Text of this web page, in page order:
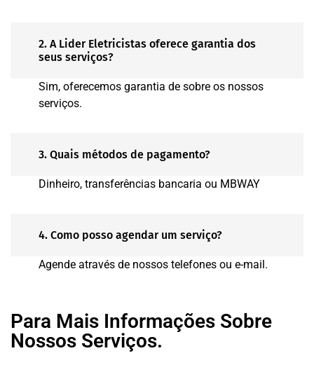
2. A Lider Eletricistas oferece garantia dos
seus serviços?
Sim, oferecemos garantia de sobre os nossos
serviços.
3. Quais métodos de pagamento?
Dinheiro, transferências bancaria ou MBWAY
4. Como posso agendar um serviço?
Agende através de nossos telefones ou e-mail.
Para Mais Informações Sobre
Nossos Serviços.